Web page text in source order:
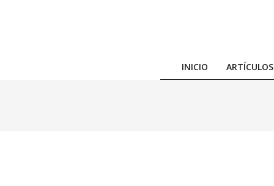
INICIO ARTÍCULOS